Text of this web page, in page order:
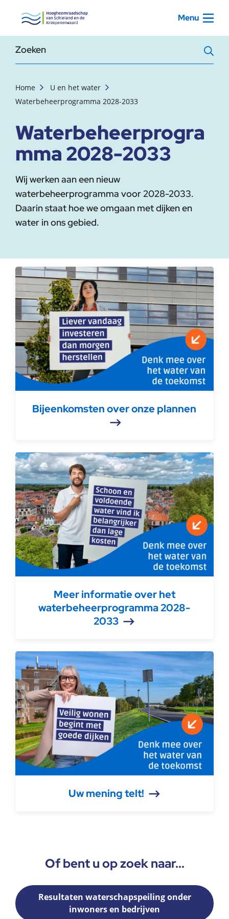
, startpagina Menu
Zoekterm
Home
U en het water
Waterbeheerprogramma 2028-2033
Waterbeheerprogra
mma 2028-2033
Wij werken aan een nieuw
waterbeheerprogramma voor 2028-2033.
Daarin staat hoe we omgaan met dijken en
water in ons gebied.
Bijeenkomsten over onze plannen
Meer informatie over het
waterbeheerprogramma 2028-
2033
Uw mening telt!
Of bent u op zoek naar...
Resultaten waterschapspeiling onder
inwoners en bedrijven